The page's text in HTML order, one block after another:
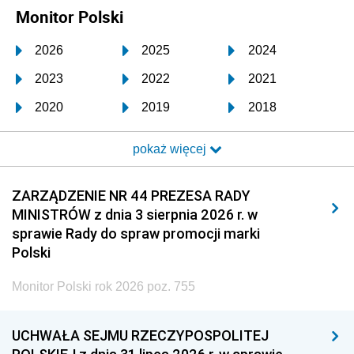
Monitor Polski
2026 2025 2024
2023 2022 2021
2020 2019 2018
2017 2016 2015
2014 2013 2012
2011 2010 2009
2008 2007 2006
2005
1996 1995 1994
pokaż więcej
ZARZĄDZENIE NR 44 PREZESA RADY
MINISTRÓW z dnia 3 sierpnia 2026 r. w
sprawie Rady do spraw promocji marki
Polski
Monitor Polski rok 2026 poz. 755
UCHWAŁA SEJMU RZECZYPOSPOLITEJ